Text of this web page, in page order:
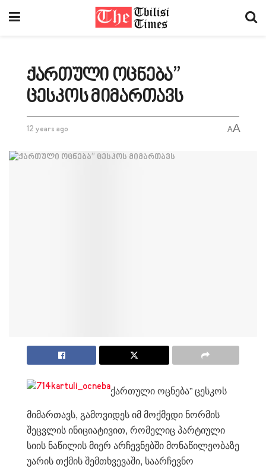
ქართული ოცნება”
ცესკოს მიმართავს
12 years ago AA
ქართული ოცნება” ცესკოს
მიმართავს, გამოვიდეს იმ მოქმედი ნორმის
შეცვლის ინიციატივით, რომელიც პარტიული
სიის ნაწილის მიერ არჩევნებში მონაწილეობაზე
უარის თქმის შემთხვევაში, საარჩევნო